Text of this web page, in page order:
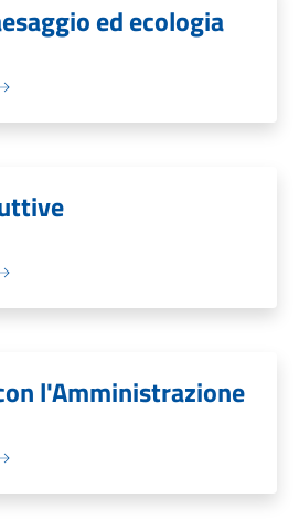
ed ecologia
l'Amministrazione